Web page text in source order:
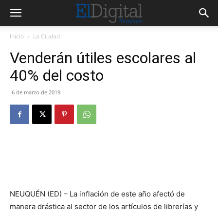
Inicio La Ciudad
Venderán útiles escolares al
40% del costo
6 de marzo de 2019
NEUQUÉN (ED) – La inflación de este año afectó de
manera drástica al sector de los artículos de librerías y